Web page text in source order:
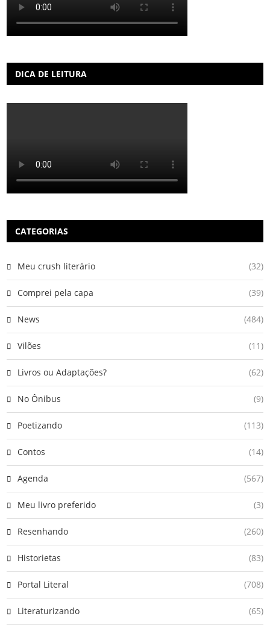
DICA DE LEITURA
CATEGORIAS
Meu crush literário (32)
Comprei pela capa (39)
News (484)
Vilões (11)
Livros ou Adaptações? (62)
No Ônibus (9)
Poetizando (113)
Contos (14)
Agenda (567)
Meu livro preferido (3)
Resenhando (260)
Historietas (83)
Portal Literal (708)
Literaturizando (65)